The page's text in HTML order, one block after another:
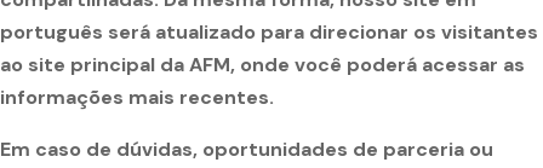
português será atualizado para direcionar os visitantes
ao site principal da AFM, onde você poderá acessar as
informações mais recentes.
Em caso de dúvidas, oportunidades de parceria ou